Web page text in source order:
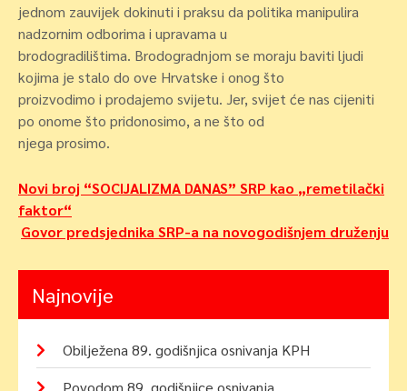
jednom zauvijek dokinuti i praksu da politika manipulira
nadzornim odborima i upravama u
brodogradilištima. Brodogradnjom se moraju baviti ljudi
kojima je stalo do ove Hrvatske i onog što
proizvodimo i prodajemo svijetu. Jer, svijet će nas cijeniti
po onome što pridonosimo, a ne što od
njega prosimo.
Navigacija
objava
Novi broj “SOCIJALIZMA DANAS” SRP kao „remetilački
faktor“
Govor predsjednika SRP-a na novogodišnjem druženju
Najnovije
Obilježena 89. godišnjica osnivanja KPH
Povodom 89. godišnjice osnivanja